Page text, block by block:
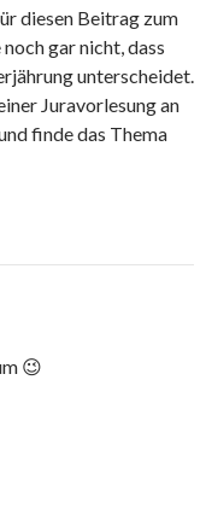
diesen Beitrag zum
gar nicht, dass
unterscheidet.
Juravorlesung an
finde das Thema
😉